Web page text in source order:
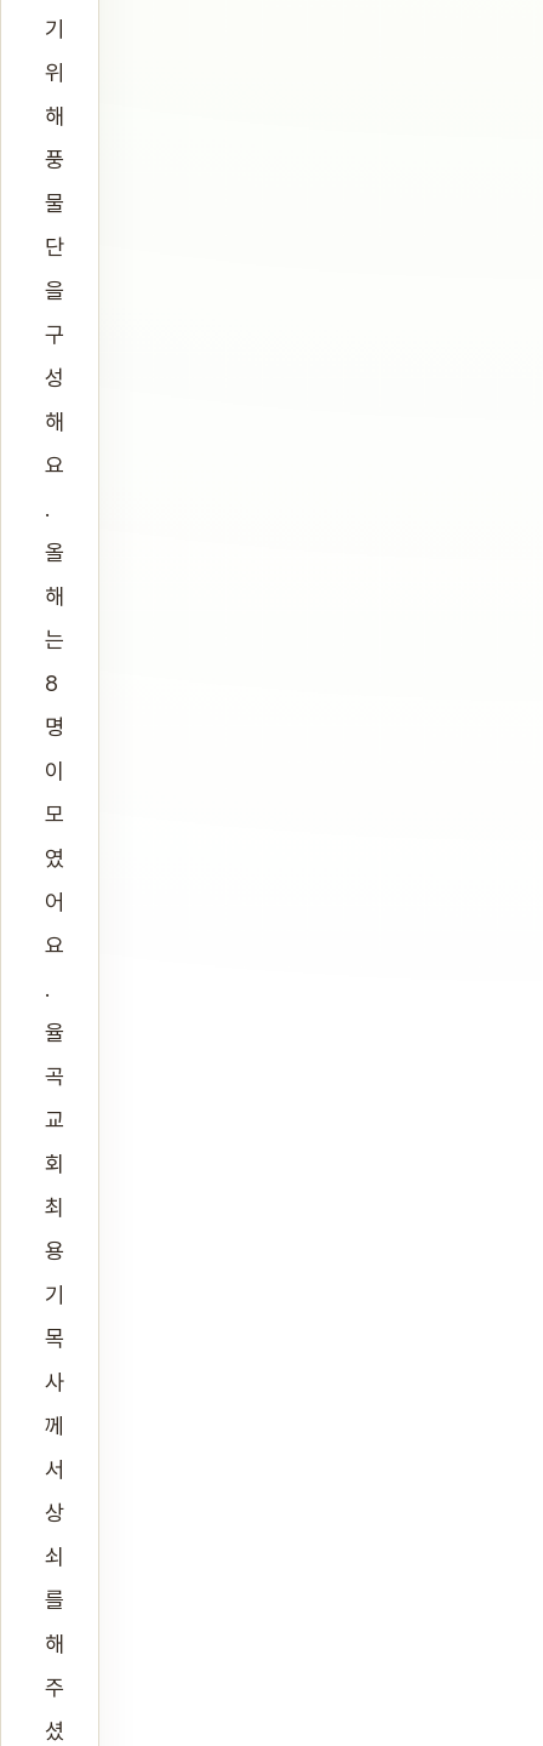
기
위
해
풍
물
단
을
구
성
해
요
.
올
해
는
8
명
이
모
였
어
요
.
율
곡
교
회
최
용
기
목
사
께
서
상
쇠
를
해
주
셨